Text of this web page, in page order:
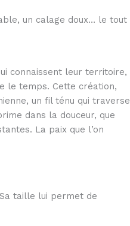
un calage doux… le tout
connaissent leur territoire,
le temps. Cette création,
un fil ténu qui traverse
dans la douceur, que
La paix que l’on
taille lui permet de